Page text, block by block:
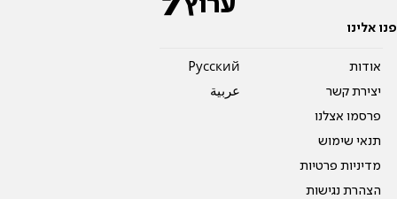
פנו אלינו
אודות
יצירת קשר
פרסמו אצלנו
תנאי שימוש
מדיניות פרטיות
הצהרת נגישות
Pусский
عربية